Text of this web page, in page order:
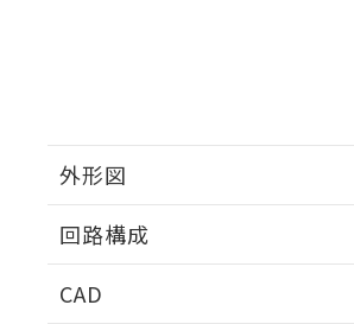
外形図
回路構成
CAD